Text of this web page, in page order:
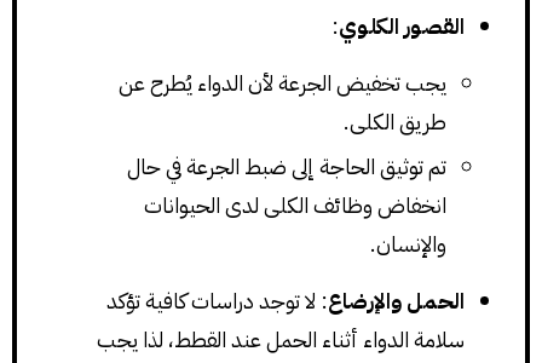
القصور الكلوي:
يجب تخفيض الجرعة لأن الدواء يُطرح عن
طريق الكلى.
تم توثيق الحاجة إلى ضبط الجرعة في حال
انخفاض وظائف الكلى لدى الحيوانات
والإنسان.
الحمل والإرضاع: لا توجد دراسات كافية تؤكد
سلامة الدواء أثناء الحمل عند القطط، لذا يجب